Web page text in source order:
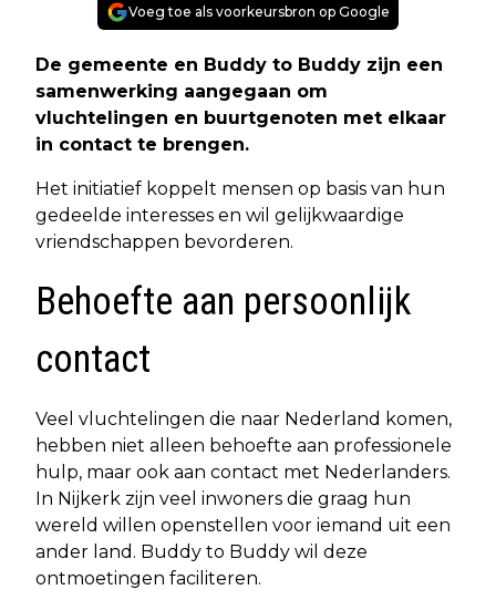
Voeg toe als voorkeursbron op Google
De gemeente en Buddy to Buddy zijn een
samenwerking aangegaan om
vluchtelingen en buurtgenoten met elkaar
in contact te brengen.
Het initiatief koppelt mensen op basis van hun
gedeelde interesses en wil gelijkwaardige
vriendschappen bevorderen.
Behoefte aan persoonlijk
contact
Veel vluchtelingen die naar Nederland komen,
hebben niet alleen behoefte aan professionele
hulp, maar ook aan contact met Nederlanders.
In Nijkerk zijn veel inwoners die graag hun
wereld willen openstellen voor iemand uit een
ander land. Buddy to Buddy wil deze
ontmoetingen faciliteren.